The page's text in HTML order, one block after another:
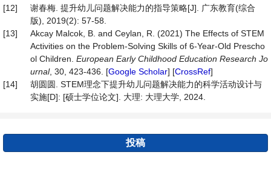
[12]
谢春梅. 提升幼儿问题解决能力的指导策略[J]. 广东教育(综合
版), 2019(2): 57-58.
[13]
Akcay Malcok, B. and Ceylan, R. (2021) The Effects of STEM
Activities on the Problem-Solving Skills of 6-Year-Old Prescho
ol Children. European Early Childhood Education Research Jo
urnal, 30, 423-436. [Google Scholar] [CrossRef]
[14]
胡圆圆. STEM理念下提升幼儿问题解决能力的科学活动设计与
实施[D]: [硕士学位论文]. 大理: 大理大学, 2024.
投稿